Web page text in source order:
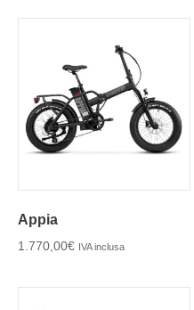
Appia
1.770,00€ IVA inclusa